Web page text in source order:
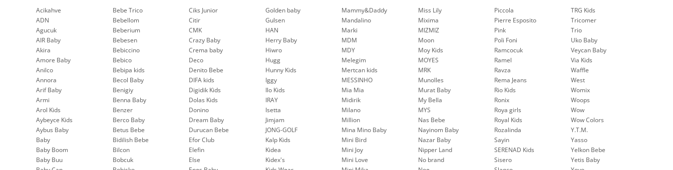
Acikahve
ADN
Agucuk
AIR Baby
Akira
Amore Baby
Anilco
Annora
Arif Baby
Armi
Arol Kids
Aybeyce Kids
Aybus Baby
Baby
Baby Boom
Baby Buu
Bebe Trico
Bebellom
Beberium
Bebesen
Bebiccino
Bebico
Bebipa kids
Becol Baby
Benigiy
Benna Baby
Benzer
Berco Baby
Betus Bebe
Bidilish Bebe
Bilcon
Bobcuk
Ciks Junior
Citir
CMK
Crazy Baby
Crema baby
Deco
Denito Bebe
DIFA kids
Digidik Kids
Dolas Kids
Donino
Dream Baby
Durucan Bebe
Efor Club
Elefin
Else
Golden baby
Gulsen
HAN
Herry Baby
Hiwro
Hugg
Hunny Kids
Iggy
Ilo Kids
IRAY
Isetta
Jimjam
JONG-GOLF
Kalp Kids
Kidea
Kidex's
Mammy&Daddy
Mandalino
Marki
MDM
MDY
Melegim
Mertcan kids
MESSINHO
Mia Mia
Midirik
Milano
Million
Mina Mino Baby
Mini Bird
Mini Joy
Mini Love
Miss Lily
Mixima
MIZMIZ
Moon
Moy Kids
MOYES
MRK
Munolles
Murat Baby
My Bella
MYS
Nas Bebe
Nayinom Baby
Nazar Baby
Nipper Land
No brand
Piccola
Pierre Esposito
Pink
Poli Foni
Ramcocuk
Ramel
Ravza
Rema Jeans
Rio Kids
Ronix
Roya girls
Royal Kids
Rozalinda
Sayin
SERENAD Kids
Sisero
TRG Kids
Tricomer
Trio
Uko Baby
Veycan Baby
Via Kids
Waffle
West
Womix
Woops
Wow
Wow Colors
Y.T.M.
Yasso
Yelkon Bebe
Yetis Baby